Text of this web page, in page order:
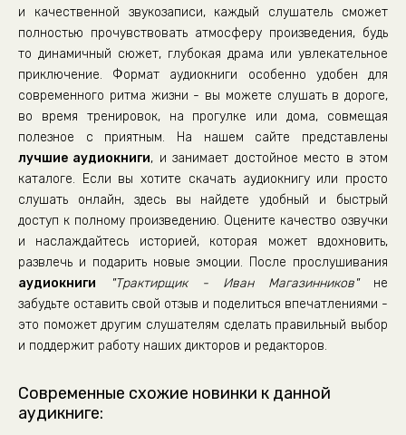
01_27
02_01
и качественной звукозаписи, каждый слушатель сможет
полностью прочувствовать атмосферу произведения, будь
то динамичный сюжет, глубокая драма или увлекательное
приключение. Формат аудиокниги особенно удобен для
современного ритма жизни - вы можете слушать в дороге,
во время тренировок, на прогулке или дома, совмещая
полезное с приятным. На нашем сайте представлены
лучшие аудиокниги, и занимает достойное место в этом
каталоге. Если вы хотите скачать аудиокнигу или просто
слушать онлайн, здесь вы найдете удобный и быстрый
доступ к полному произведению. Оцените качество озвучки
и наслаждайтесь историей, которая может вдохновить,
развлечь и подарить новые эмоции. После прослушивания
аудиокниги
"Трактирщик - Иван Магазинников"не
забудьте оставить свой отзыв и поделиться впечатлениями -
это поможет другим слушателям сделать правильный выбор
и поддержит работу наших дикторов и редакторов.
Современные схожие новинки к данной
аудикниге: